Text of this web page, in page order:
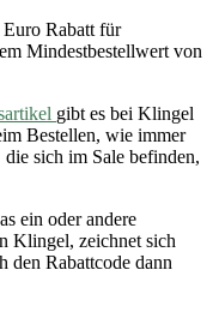
Rabatt für
Mindestbestellwert von
gibt es bei Klingel
Bestellen, wie immer
sich im Sale befinden,
ein oder andere
Klingel, zeichnet sich
den Rabattcode dann